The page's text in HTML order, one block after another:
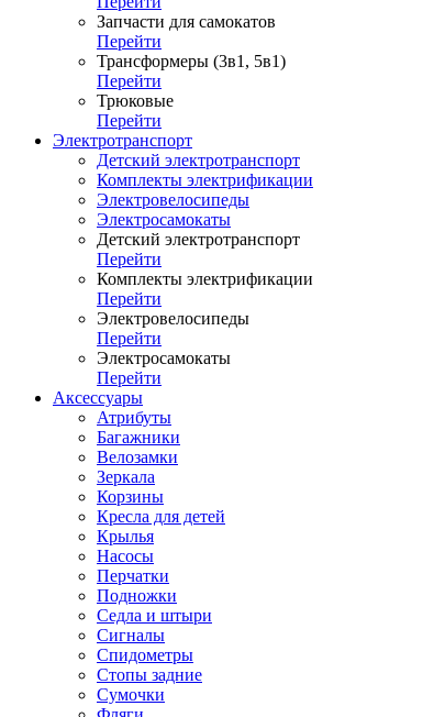
Запчасти для самокатов
Перейти
Трансформеры (3в1, 5в1)
Перейти
Трюковые
Перейти
Электротранспорт
Детский электротранспорт
Комплекты электрификации
Электровелосипеды
Электросамокаты
Детский электротранспорт
Перейти
Комплекты электрификации
Перейти
Электровелосипеды
Перейти
Электросамокаты
Перейти
Аксессуары
Атрибуты
Багажники
Велозамки
Зеркала
Корзины
Кресла для детей
Крылья
Насосы
Перчатки
Подножки
Седла и штыри
Сигналы
Спидометры
Стопы задние
Сумочки